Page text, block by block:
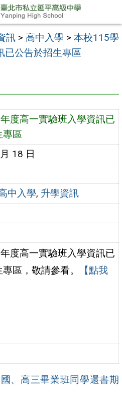
訊 > 高中入學 > 本校115學
已公告於招生專區
度高一實驗班入學資訊已
專區
18 日
中入學, 升學資訊
度高一實驗班入學資訊已
區，敬請參看。
【點我
國、高三畢業班同學還書期